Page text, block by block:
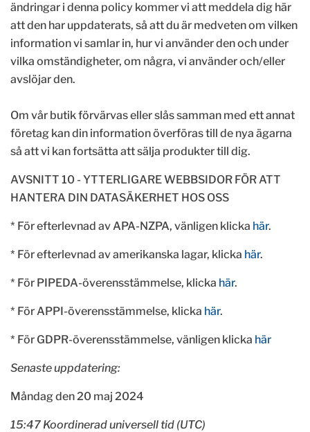
ändringar i denna policy kommer vi att meddela dig här
att den har uppdaterats, så att du är medveten om vilken
information vi samlar in, hur vi använder den och under
vilka omständigheter, om några, vi använder och/eller
avslöjar den.
Om vår butik förvärvas eller slås samman med ett annat
företag kan din information överföras till de nya ägarna
så att vi kan fortsätta att sälja produkter till dig.
AVSNITT 10 - YTTERLIGARE WEBBSIDOR FÖR ATT
HANTERA DIN DATASÄKERHET HOS OSS
* För efterlevnad avAPA-NZPA, vänligen klicka här.
* För efterlevnad av amerikanska lagar, klicka här.
* För PIPEDA-överensstämmelse, klicka här.
* För APPI-överensstämmelse, klicka här.
* För GDPR-överensstämmelse, vänligen klicka här
Senaste uppdatering:
Måndag den20 maj 2024
15:47 Koordinerad universell tid (UTC)